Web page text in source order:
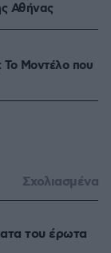
Αθήνας
Το Mοντέλο που
Σχολιασμένα
του έρωτα